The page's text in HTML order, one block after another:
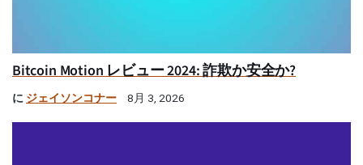
Bitcoin Motion レビュー 2024: 詐欺か安全か?
に ジェイソンコナー 8月 3, 2026